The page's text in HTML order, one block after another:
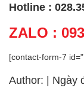
Hotline :
ZALO :
[contact-form-7
Author: | Ngày